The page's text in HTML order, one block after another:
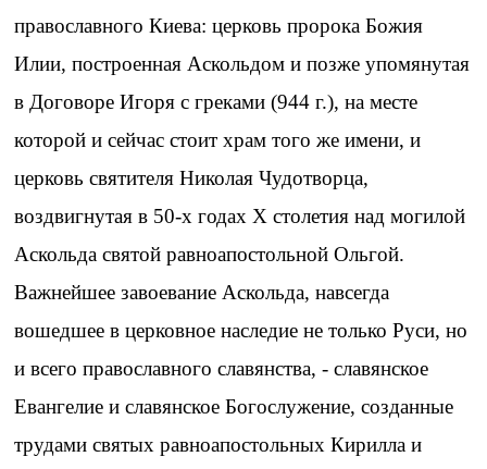
православного Киева: церковь пророка Божия
Илии, построенная Аскольдом и позже упомянутая
в Договоре Игоря с греками (944 г.), на месте
которой и сейчас стоит храм того же имени, и
церковь святителя Николая Чудотворца,
воздвигнутая в 50-х годах Х столетия над могилой
Аскольда святой равноапостольной Ольгой.
Важнейшее завоевание Аскольда, навсегда
вошедшее в церковное наследие не только Руси, но
и всего православного славянства, - славянское
Евангелие и славянское Богослужение, созданные
трудами святых равноапостольных Кирилла и